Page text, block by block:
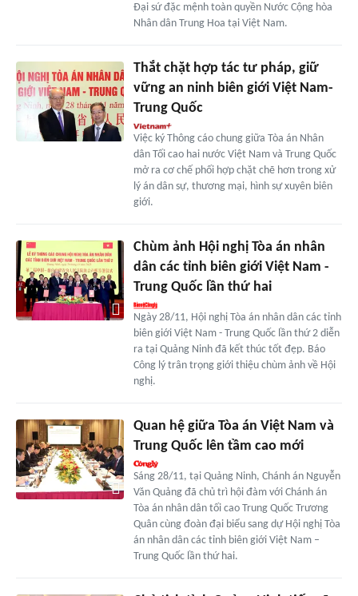
Đại sứ đặc mệnh toàn quyền Nước Cộng hòa
Nhân dân Trung Hoa tại Việt Nam.
Thắt chặt hợp tác tư pháp, giữ
vững an ninh biên giới Việt Nam-
Trung Quốc
Việc ký Thông cáo chung giữa Tòa án Nhân
dân Tối cao hai nước Việt Nam và Trung Quốc
mở ra cơ chế phối hợp chặt chẽ hơn trong xử
lý án dân sự, thương mại, hình sự xuyên biên
giới.
Chùm ảnh Hội nghị Tòa án nhân
dân các tỉnh biên giới Việt Nam -
Trung Quốc lần thứ hai
Ngày 28/11, Hội nghị Tòa án nhân dân các tỉnh
biên giới Việt Nam - Trung Quốc lần thứ 2 diễn
ra tại Quảng Ninh đã kết thúc tốt đẹp. Báo
Công lý trân trọng giới thiệu chùm ảnh về Hội
nghị.
Quan hệ giữa Tòa án Việt Nam và
Trung Quốc lên tầm cao mới
Sáng 28/11, tại Quảng Ninh, Chánh án Nguyễn
Văn Quảng đã chủ trì hội đàm với Chánh án
Tòa án nhân dân tối cao Trung Quốc Trương
Quân cùng đoàn đại biểu sang dự Hội nghị Tòa
án nhân dân các tỉnh biên giới Việt Nam –
Trung Quốc lần thứ hai.